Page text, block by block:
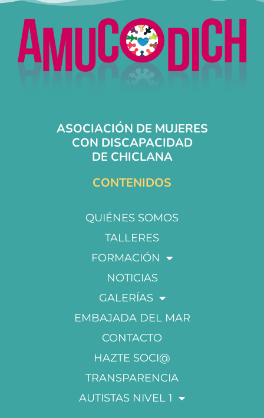
ASOCIACIÓN DE MUJERES
CON DISCAPACIDAD
DE CHICLANA
CONTENIDOS
QUIÉNES SOMOS
TALLERES
FORMACIÓN
NOTICIAS
GALERÍAS
EMBAJADA DEL MAR
CONTACTO
HAZTE SOCI@
TRANSPARENCIA
AUTISTAS NIVEL 1